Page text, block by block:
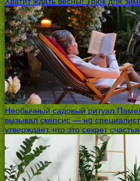
Необычный садовый ритуал
вызывал скепсис — но
утверждает, что это секрет